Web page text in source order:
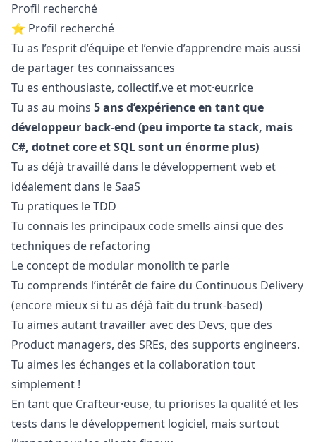
Profil recherché
⭐ Profil recherché
Tu as l’esprit d’équipe et l’envie d’apprendre mais aussi
de partager tes connaissances
Tu es enthousiaste, collectif.ve et mot·eur.rice
Tu as au moins 5 ans d’expérience en tant que
développeur back-end (peu importe ta stack, mais
C#, dotnet core et SQL sont un énorme plus)
Tu as déjà travaillé dans le développement web et
idéalement dans le SaaS
Tu pratiques le TDD
Tu connais les principaux code smells ainsi que des
techniques de refactoring
Le concept de modular monolith te parle
Tu comprends l’intérêt de faire du Continuous Delivery
(encore mieux si tu as déjà fait du trunk-based)
Tu aimes autant travailler avec des Devs, que des
Product managers, des SREs, des supports engineers.
Tu aimes les échanges et la collaboration tout
simplement !
En tant que Crafteur·euse, tu priorises la qualité et les
tests dans le développement logiciel, mais surtout